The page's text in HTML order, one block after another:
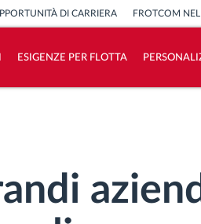
DI CARRIERA FROTCOM
ESIGENZE PER FLOTTA